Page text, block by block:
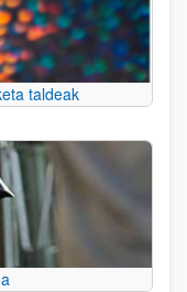
taldeak